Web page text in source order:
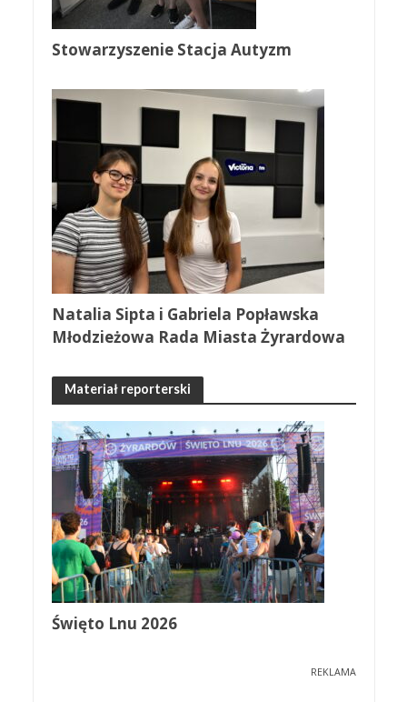
Stowarzyszenie Stacja Autyzm
Natalia Sipta i Gabriela Popławska
Młodzieżowa Rada Miasta Żyrardowa
Materiał reporterski
Święto Lnu 2026
REKLAMA